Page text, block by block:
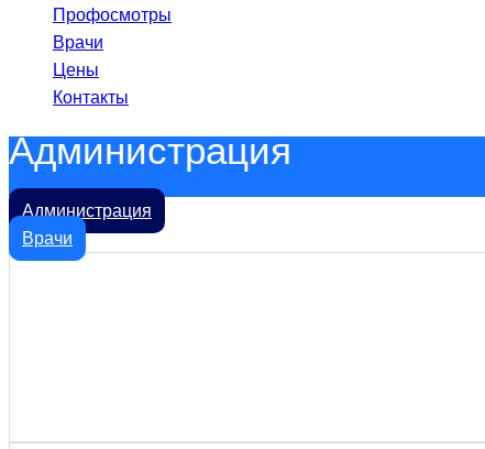
Профосмотры
Врачи
Цены
Контакты
Администрация
Администрация
Врачи